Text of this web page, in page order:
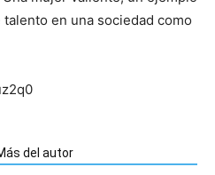
en una sociedad como
del autor